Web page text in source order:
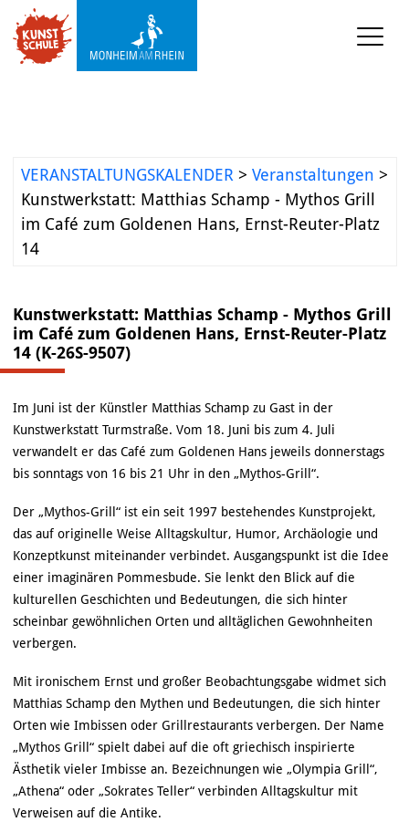
KUNSTWERKSTATT TURMSTRASSE
VERANSTALTUNGSKALENDER > Veranstaltungen >
Kunstwerkstatt: Matthias Schamp - Mythos Grill
im Café zum Goldenen Hans, Ernst-Reuter-Platz
14
Kunstwerkstatt: Matthias Schamp - Mythos Grill
im Café zum Goldenen Hans, Ernst-Reuter-Platz
14 (K-26S-9507)
Im Juni ist der Künstler Matthias Schamp zu Gast in der
Kunstwerkstatt Turmstraße. Vom 18. Juni bis zum 4. Juli
verwandelt er das Café zum Goldenen Hans jeweils donnerstags
bis sonntags von 16 bis 21 Uhr in den „Mythos-Grill“.
Der „Mythos-Grill“ ist ein seit 1997 bestehendes Kunstprojekt,
das auf originelle Weise Alltagskultur, Humor, Archäologie und
Konzeptkunst miteinander verbindet. Ausgangspunkt ist die Idee
einer imaginären Pommesbude. Sie lenkt den Blick auf die
kulturellen Geschichten und Bedeutungen, die sich hinter
scheinbar gewöhnlichen Orten und alltäglichen Gewohnheiten
verbergen.
Mit ironischem Ernst und großer Beobachtungsgabe widmet sich
Matthias Schamp den Mythen und Bedeutungen, die sich hinter
Orten wie Imbissen oder Grillrestaurants verbergen. Der Name
„Mythos Grill“ spielt dabei auf die oft griechisch inspirierte
Ästhetik vieler Imbisse an. Bezeichnungen wie „Olympia Grill“,
„Athena“ oder „Sokrates Teller“ verbinden Alltagskultur mit
Verweisen auf die Antike.